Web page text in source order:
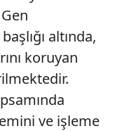
Bilgilendirme
Kanunu uyarınca
ve sitemizde
ilgili bilgi
altında,
koruyan
ve işleme